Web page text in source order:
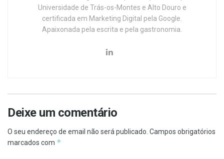
Universidade de Trás-os-Montes e Alto Douro e
certificada em Marketing Digital pela Google.
Apaixonada pela escrita e pela gastronomia.
Deixe um comentário
O seu endereço de email não será publicado. Campos obrigatórios
marcados com *